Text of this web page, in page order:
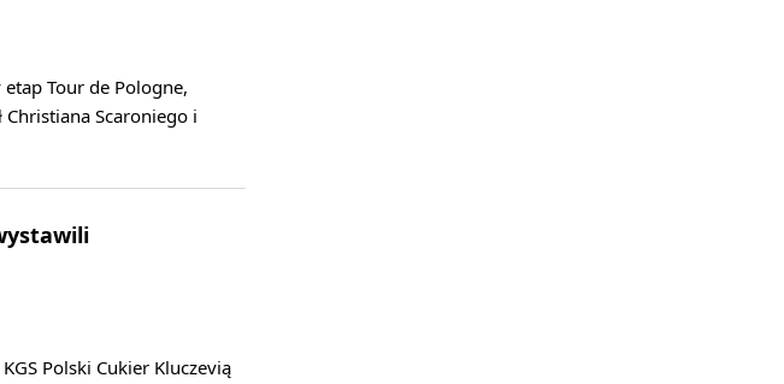
Tour de Pologne,
Scaroniego i
Polski Cukier Kluczevią